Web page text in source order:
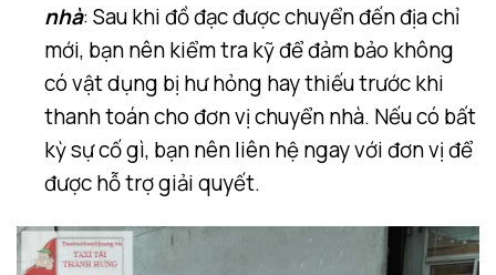
nhà: Sau khi đồ đạc được chuyển đến địa chỉ
mới, bạn nên kiểm tra kỹ để đảm bảo không
có vật dụng bị hư hỏng hay thiếu trước khi
thanh toán cho đơn vị chuyển nhà. Nếu có bất
kỳ sự cố gì, bạn nên liên hệ ngay với đơn vị để
được hỗ trợ giải quyết.